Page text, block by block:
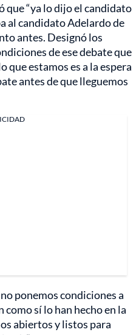
que “ya lo dijo el candidato
al candidato Adelardo de
antes. Designó los
de ese debate que
que estamos es a la espera
antes de que lleguemos
ponemos condiciones a
sí lo han hecho en la
abiertos y listos para